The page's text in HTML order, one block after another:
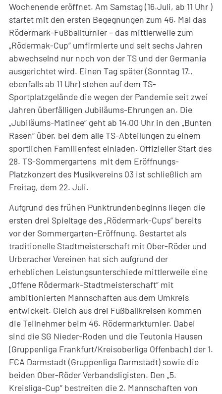
Wochenende eröffnet. Am Samstag (16.Juli, ab 11 Uhr )
startet mit den ersten Begegnungen zum 46. Mal das
Rödermark-Fußballturnier – das mittlerweile zum
„Rödermak-Cup“ umfirmierte und seit sechs Jahren
abwechselnd nur noch von der TS und der Germania
ausgerichtet wird. Einen Tag später (Sonntag 17.,
ebenfalls ab 11 Uhr) stehen auf dem TS-
Sportplatzgelände die wegen der Pandemie seit zwei
Jahren überfälligen Jubiläums-Ehrungen an. Die
„Jubiläums-Matinee“ geht ab 14.00 Uhr in den „Bunten
Rasen“ über, bei dem alle TS-Abteilungen zu einem
sportlichen Familienfest einladen. Offizieller Start des
28. TS-Sommergartens mit dem Eröffnungs-
Platzkonzert des Musikvereins 03 ist schließlich am
Freitag, dem 22. Juli.
Aufgrund des frühen Punktrundenbeginns liegen die
ersten drei Spieltage des „Rödermark-Cups“ bereits
vor der Sommergarten-Eröffnung. Gestartet als
traditionelle Stadtmeisterschaft mit Ober-Röder und
Urberacher Vereinen hat sich aufgrund der
erheblichen Leistungsunterschiede mittlerweile eine
„Offene Rödermark-Stadtmeisterschaft“ mit
ambitionierten Mannschaften aus dem Umkreis
entwickelt. Gleich aus drei Fußballkreisen kommen
die Teilnehmer beim 46. Rödermarkturnier. Dabei
sind die SG Nieder-Roden und die Teutonia Hausen
(Gruppenliga Frankfurt/Kreisoberliga Offenbach) der 1.
FCA Darmstadt (Gruppenliga Darmstadt) sowie die
beiden Ober-Röder Verbandsligisten. Den „5.
Kreisliga-Cup“ bestreiten die 2. Mannschaften von